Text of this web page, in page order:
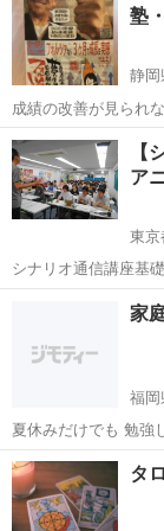
の応援サポートを提
塾
静岡
成績の改善が見られない場合は ご返
様にはノーリスクです。 サナル予備校さん 秀英予備校さん
塾さん 東進衛生予備
塾さん ITTO...
静岡 浜松市
【
ア
東京
シナリオ通信講座基
シナリオの技術を通
>>https://
家
福岡
夏休みだけでも 勉強
本中学生中心ですが 小学生も対応
時間1,500円にて 対
福岡 久留米市
タ